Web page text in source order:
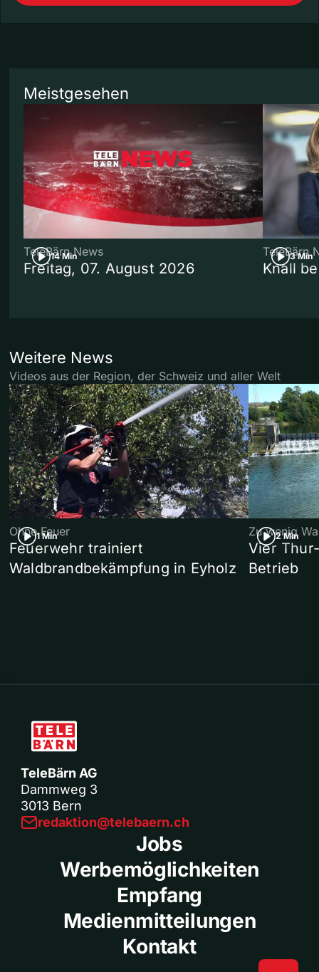
Meistgesehen
14 Min
TeleBärn News
Freitag, 07. August 2026
3 Min
TeleBärn
Knall
Weitere News
Videos aus der Region, der Schweiz und aller Welt
1 Min
Ohne Feuer
Feuerwehr trainiert
Waldbrandbekämpfung in Eyholz
2 Min
Zu wenig
Vier
Betrieb
TeleBärn AG
Dammweg 3
3013 Bern
redaktion@telebaern.ch
Jobs
Werbemöglichkeiten
Empfang
Medienmitteilungen
Kontakt